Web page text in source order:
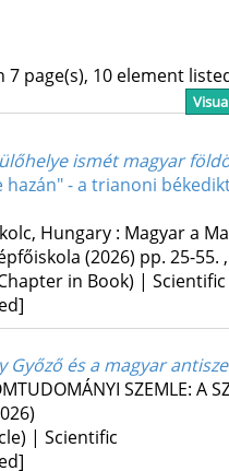
7 page(s), 10 element
ismét magyar
hazán" - a trianoni
Hungary : Magyar a
(2026) pp. 25-55.
in Book) | Scientific
Győző és a magyar
SZEMLE: A
| Scientific